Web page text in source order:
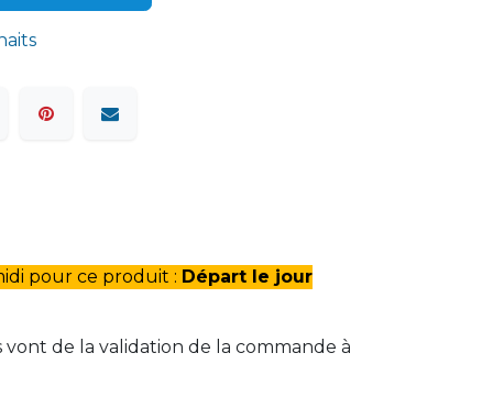
pour ce produit : Départ le jour
vont de la validation de la commande à